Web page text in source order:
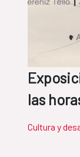
las
Cultura y